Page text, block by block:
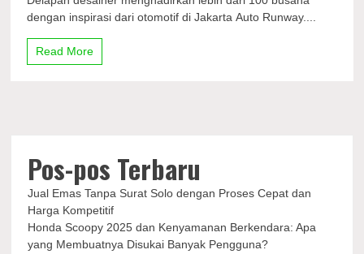
Fashion
dan
dengan inspirasi dari otomotif di Jakarta Auto Runway....
Read More
Pos-pos Terbaru
Jual Emas Tanpa Surat Solo dengan Proses Cepat dan
Harga Kompetitif
Honda Scoopy 2025 dan Kenyamanan Berkendara: Apa
yang Membuatnya Disukai Banyak Pengguna?